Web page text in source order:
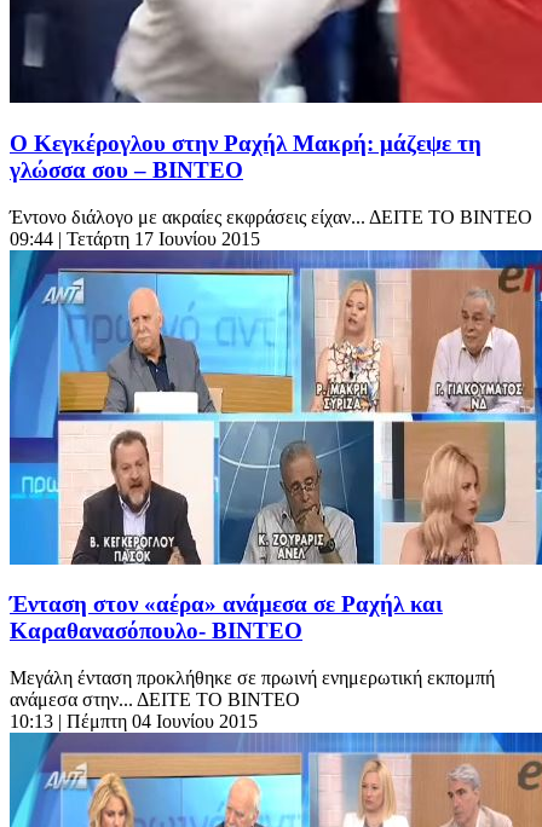
Ο Κεγκέρογλου στην Ραχήλ Μακρή: μάζεψε τη
γλώσσα σου – ΒΙΝΤΕΟ
Έντονο διάλογο με ακραίες εκφράσεις είχαν... ΔΕΙΤΕ ΤΟ ΒΙΝΤΕΟ
09:44 | Τετάρτη 17 Ιουνίου 2015
Ένταση στον «αέρα» ανάμεσα σε Ραχήλ και
Καραθανασόπουλο- ΒΙΝΤΕΟ
Μεγάλη ένταση προκλήθηκε σε πρωινή ενημερωτική εκπομπή
ανάμεσα στην... ΔΕΙΤΕ ΤΟ ΒΙΝΤΕΟ
10:13 | Πέμπτη 04 Ιουνίου 2015